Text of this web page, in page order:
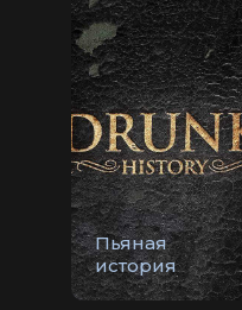
Пьяная
история